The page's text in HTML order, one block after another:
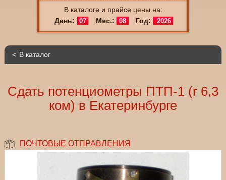
В каталоге и прайсе цены на:
День:
07 Мес.: 08 Год: 2026
В каталог
Сдать потенциометры ПТП-1 (r 6,3
ком) в Екатеринбурге
ПОЧТОВЫЕ ОТПРАВЛЕНИЯ